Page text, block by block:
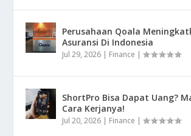
Perusahaan Qoala
Asuransi Di Indonesia
Jul 29, 2026 | Finance |
ShortPro Bisa Dapat Uang?
Cara Kerjanya!
Jul 20, 2026 | Finance |